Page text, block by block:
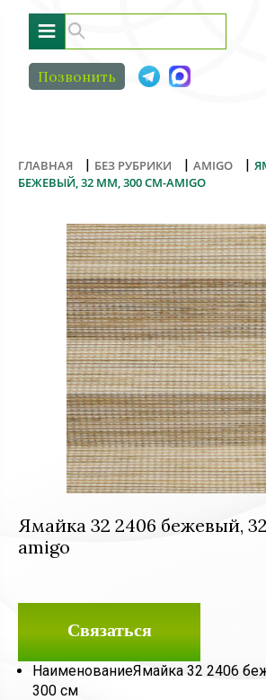
≡
Позвонить
ГЛАВНАЯ | БЕЗ РУБРИКИ | AMIGO |
БЕЖЕВЫЙ, 32 ММ, 300 СМ-AMIGO
Ямайка 32 2406 бежевый,
amigo
Связаться
НаименованиеЯмайка 32 2406
300 см